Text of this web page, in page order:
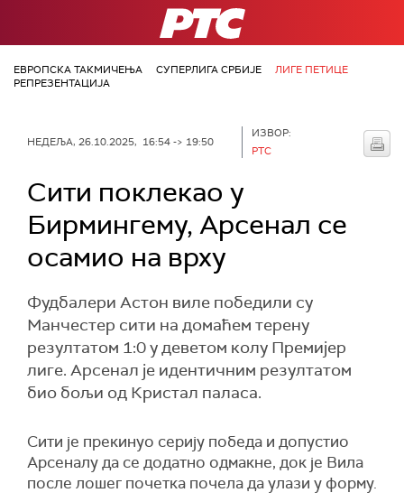
РТС
ЕВРОПСКА ТАКМИЧЕЊА СУПЕРЛИГА СРБИЈЕ
ЛИГЕ ПЕТИЦЕ
РЕПРЕЗЕНТАЦИЈА
НЕДЕЉА, 26.10.2025, 16:54 -> 19:50
ИЗВОР:
РТС
Сити поклекао у
Бирмингему, Арсенал се
осамио на врху
Фудбалери Астон виле победили су
Манчестер сити на домаћем терену
резултатом 1:0 у деветом колу Премијер
лиге. Арсенал је идентичним резултатом
био бољи од Кристал паласа.
Сити је прекинуо серију победа и допустио
Арсеналу да се додатно одмакне, док је Вила
после лошег почетка почела да улази у форму.